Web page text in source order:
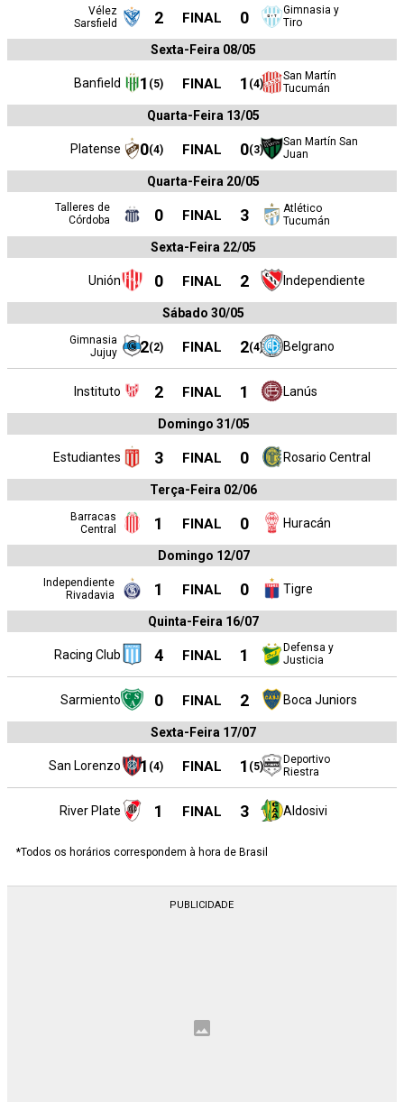
Vélez
Sarsfield
2 FINAL 0
Gimnasia y
Tiro
Sexta-Feira 08/05
Banfield 1 (5) FINAL 1 (4)
San Martín
Tucumán
Quarta-Feira 13/05
Platense 0(4) FINAL 0(3)
San Martín San
Juan
Quarta-Feira 20/05
Talleres de
Córdoba
0 FINAL 3
Atlético
Tucumán
Sexta-Feira 22/05
Unión 0 FINAL 2 Independiente
Sábado 30/05
Gimnasia
Jujuy
2(2) FINAL 2(4) Belgrano
Instituto 2 FINAL 1 Lanús
Domingo 31/05
Estudiantes 3 FINAL 0 Rosario Central
Terça-Feira 02/06
Barracas
Central
1 FINAL 0 Huracán
Domingo 12/07
Independiente
Rivadavia
1 FINAL 0 Tigre
Quinta-Feira 16/07
Racing Club 4 FINAL 1
Defensa y
Justicia
Sarmiento 0 FINAL 2 Boca Juniors
Sexta-Feira 17/07
San Lorenzo 1 (4) FINAL 1 (5)
Deportivo
Riestra
River Plate 1 FINAL 3 Aldosivi
*Todos os horários correspondem à hora de Brasil